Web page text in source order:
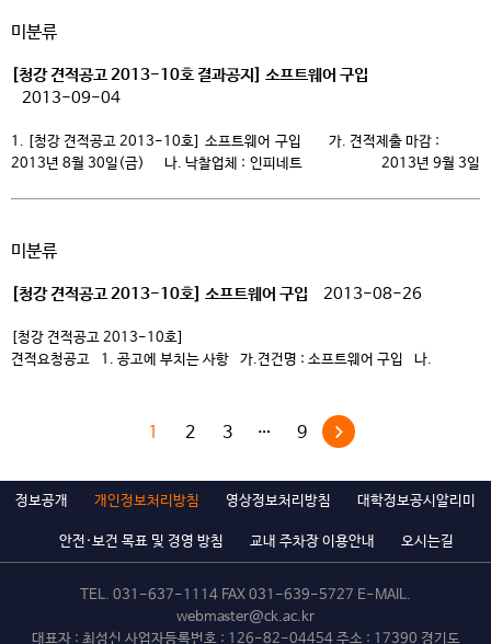
미분류
[청강 견적공고 2013-10호 결과공지] 소프트웨어 구입
2013-09-04
1. [청강 견적공고 2013-10호] 소프트웨어 구입 가. 견적제출 마감 :
2013년 8월 30일(금) 나. 낙찰업체 : 인피네트 2013년 9월 3일
미분류
[청강 견적공고 2013-10호] 소프트웨어 구입 2013-08-26
[청강 견적공고 2013-10호]
견적요청공고 1. 공고에 부치는 사항 가.견건명 : 소프트웨어 구입 나.
(금) 11:00 본 대학 청강홀 4층 교육지원처 3. 납품업체선정 […]
1 2 3 … 9
정보공개 개인정보처리방침 영상정보처리방침 대학정보공시알리미
안전·보건 목표 및 경영 방침 교내 주차장 이용안내 오시는길
TEL. 031-637-1114 FAX 031-639-5727 E-MAIL.
webmaster@ck.ac.kr
대표자 : 최성신 사업자등록번호 : 126-82-04454 주소 : 17390 경기도